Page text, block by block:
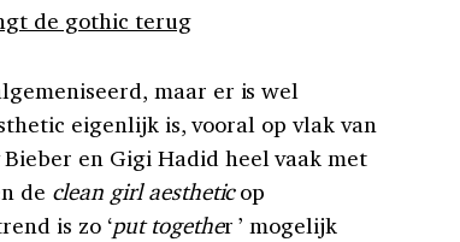
de gothic terug
maar er is wel
eigenlijk is, vooral op vlak van
en Gigi Hadid heel vaak met
de clean girl aestheticop
is zo ‘put together ’ mogelijk